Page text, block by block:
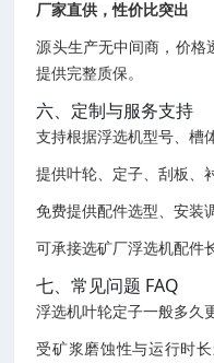
厂家直供，性价比突出
源头生产无中间商，价格
提供完整质保。
六、定制与服务支持
支持根据浮选机型号、槽
提供叶轮、定子、刮板、
免费提供配件选型、安装
可承接选矿厂浮选机配件
七、常见问题 FAQ
浮选机叶轮定子一般多久
受矿浆磨蚀性与运行时